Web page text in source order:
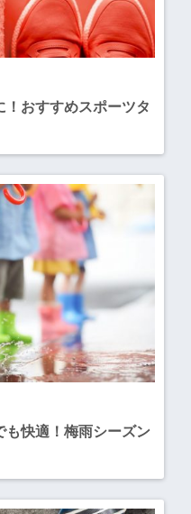
！おすすめスポーツタ
も快適！梅雨シーズン